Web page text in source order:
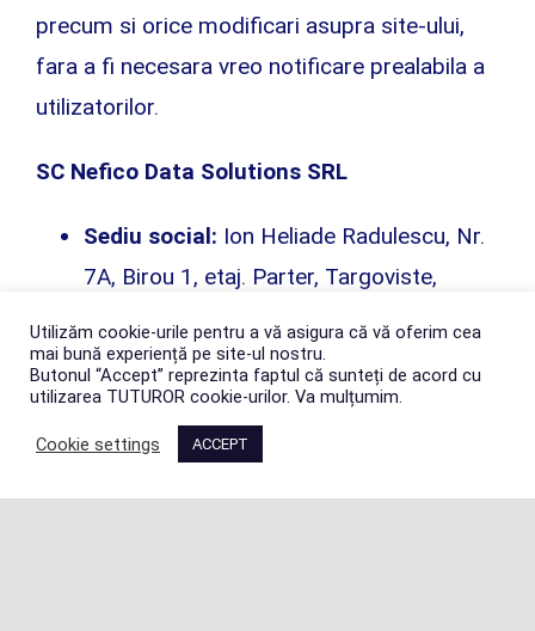
precum si orice modificari asupra site-ului,
fara a fi necesara vreo notificare prealabila a
utilizatorilor.
SC Nefico Data Solutions SRL
Sediu social: Ion Heliade Radulescu, Nr.
7A, Birou 1, etaj. Parter, Targoviste,
Email:office@nefico.ro
Tel:
Com:J15/167/2021
Utilizăm cookie-urile pentru a vă asigura că vă oferim cea
mai bună experiență pe site-ul nostru.
Butonul “Accept” reprezinta faptul că sunteți de acord cu
utilizarea TUTUROR cookie-urilor. Va mulțumim.
Cookie settings ACCEPT